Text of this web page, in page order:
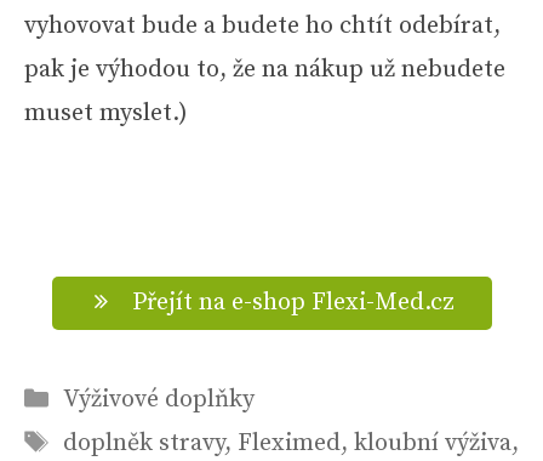
vyhovovat bude a budete ho chtít odebírat,
pak je výhodou to, že na nákup už nebudete
muset myslet.)
Přejít na e-shop Flexi-Med.cz
Rubriky
Výživové doplňky
Štítky
doplněk stravy, Fleximed, kloubní výživa,